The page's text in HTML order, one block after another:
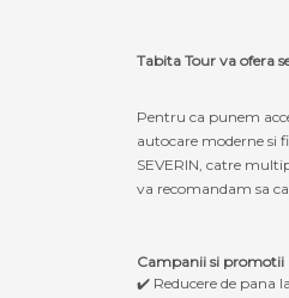
Tabita Tour va ofera
Pentru ca punem
autocare moderne si
SEVERIN, catre
va recomandam sa
Campanii si promotii
✔️ Reducere de pana